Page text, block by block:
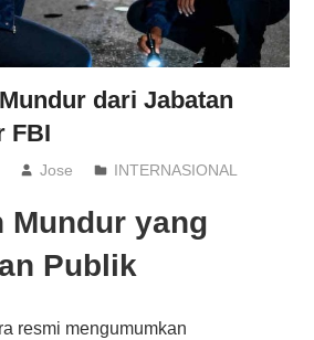
dari Jabatan
FBI
Jose INTERNASIONAL
Mundur yang
Publik
resmi mengumumkan